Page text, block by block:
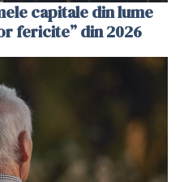
capitale din lume
fericite” din 2026